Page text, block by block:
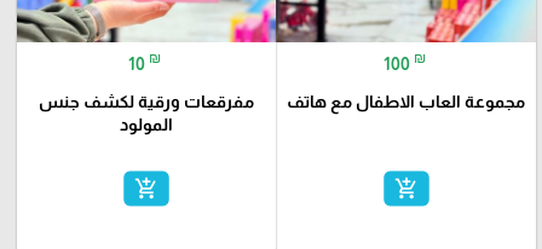
100 ₪
مجموعة العاب الاطفال مع هاتف
add_shopping_cart
10 ₪
مفرقعات ورقية لكشف جنس
المولود
add_shopping_cart